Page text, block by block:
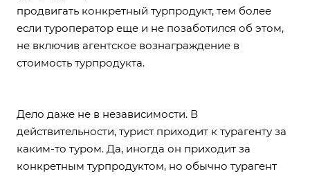
продвигать конкретный турпродукт, тем более
если туроператор еще и не позаботился об этом,
не включив агентское вознаграждение в
стоимость турпродукта.
Дело даже не в независимости. В
действительности, турист приходит к турагенту за
каким-то туром. Да, иногда он приходит за
конкретным турпродуктом, но обычно турагент